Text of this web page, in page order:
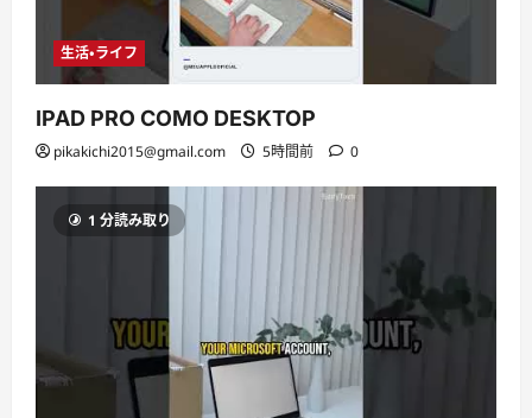
生活・ライフ
IPAD PRO COMO DESKTOP
pikakichi2015@gmail.com 5時間前 0
1 分読み取り